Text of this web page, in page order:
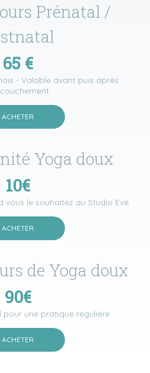
Prénatal /
65 €
- Valable avant puis après
ACHETER
Yoga doux
10€
vous le souhaitez au Studio Eve
ACHETER
de Yoga doux
90€
pour une pratique régulière
ACHETER